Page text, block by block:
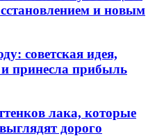
и новым
советская идея,
принесла прибыль
лака, которые
дорого